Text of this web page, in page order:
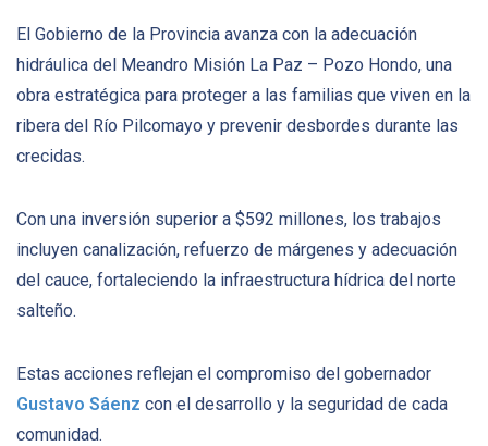
El Gobierno de la Provincia avanza con la adecuación
hidráulica del Meandro Misión La Paz – Pozo Hondo, una
obra estratégica para proteger a las familias que viven en la
ribera del Río Pilcomayo y prevenir desbordes durante las
crecidas.
Con una inversión superior a $592 millones, los trabajos
incluyen canalización, refuerzo de márgenes y adecuación
del cauce, fortaleciendo la infraestructura hídrica del norte
salteño.
Estas acciones reflejan el compromiso del gobernador
Gustavo Sáenz con el desarrollo y la seguridad de cada
comunidad.